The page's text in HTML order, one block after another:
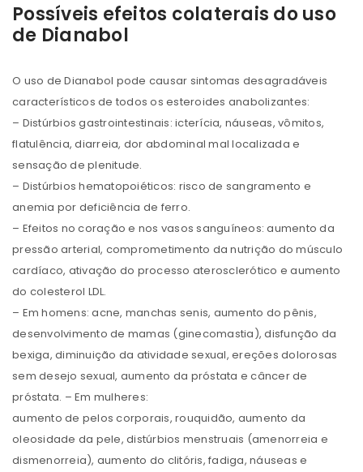
Possíveis efeitos colaterais do uso
de Dianabol
O uso de Dianabol pode causar sintomas desagradáveis ​​
característicos de todos os esteroides anabolizantes:
– Distúrbios gastrointestinais: icterícia, náuseas, vômitos,
flatulência, diarreia, dor abdominal mal localizada e
sensação de plenitude.
– Distúrbios hematopoiéticos: risco de sangramento e
anemia por deficiência de ferro.
– Efeitos no coração e nos vasos sanguíneos: aumento da
pressão arterial, comprometimento da nutrição do músculo
cardíaco, ativação do processo aterosclerótico e aumento
do colesterol LDL.
– Em homens: acne, manchas senis, aumento do pênis,
desenvolvimento de mamas (ginecomastia), disfunção da
bexiga, diminuição da atividade sexual, ereções dolorosas
sem desejo sexual, aumento da próstata e câncer de
próstata. – Em mulheres:
aumento de pelos corporais, rouquidão, aumento da
oleosidade da pele, distúrbios menstruais (amenorreia e
dismenorreia), aumento do clitóris, fadiga, náuseas e